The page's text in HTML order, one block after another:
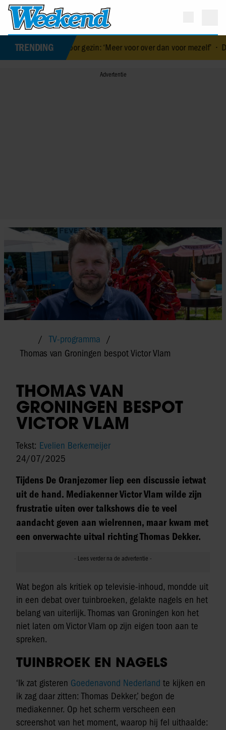
TRENDING
voor gezin: ‘Meer voor over dan voor mezelf’• De
TV-programma
Thomas van Groningen bespot Victor Vlam
THOMAS VAN
GRONINGEN BESPOT
VICTOR VLAM
Tekst: Evelien Berkemeijer
24/07/2025
Tijdens De Oranjezomer liep een discussie ietwat
uit de hand. Mediakenner Victor Vlam wilde zijn
frustratie uiten over talkshows die te veel
aandacht geven aan wielrennen, maar kwam met
een onverwachte uitval richting Thomas Dekker.
Wat begon als kritiek op televisie-inhoud, mondde uit
in een debat over tuinbroeken, gelakte nagels en het
belang van uiterlijk. Thomas van Groningen kon het
niet laten om Victor Vlam op zijn eigen toon aan te
spreken.
TUINBROEK EN NAGELS
‘Ik zat gisteren Goedenavond Nederland te kijken en
ik zag daar zitten: Thomas Dekker,’ begon de
mediakenner. Op het scherm verscheen een
screenshot van het moment, waarop hij fel uithaalde: